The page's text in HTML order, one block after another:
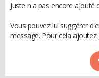
Juste n'a pas encore ajouté
Vous pouvez lui suggérer
message. Pour cela